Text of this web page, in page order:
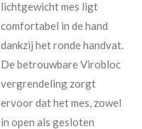
lichtgewicht mes ligt
comfortabel in de hand
dankzij het ronde handvat.
De betrouwbare Virobloc
vergrendeling zorgt
ervoor dat het mes, zowel
in open als gesloten